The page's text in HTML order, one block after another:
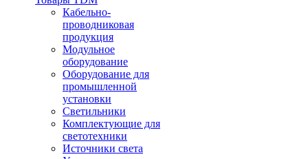
Кабельно-
проводниковая
продукция
Модульное
оборудование
Оборудование для
промышленной
установки
Светильники
Комплектующие для
светотехники
Источники света